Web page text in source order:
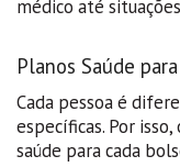
médico até
Planos Saúde
Cada pessoa é
específicas. Por
saúde para cada